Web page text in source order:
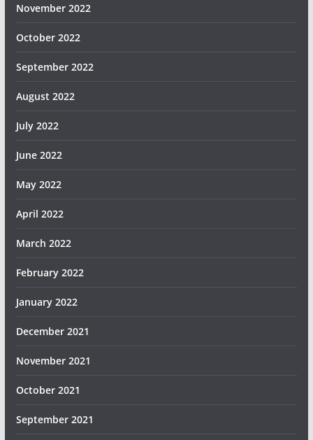
November 2022
October 2022
September 2022
August 2022
July 2022
June 2022
May 2022
April 2022
March 2022
February 2022
January 2022
December 2021
November 2021
October 2021
September 2021